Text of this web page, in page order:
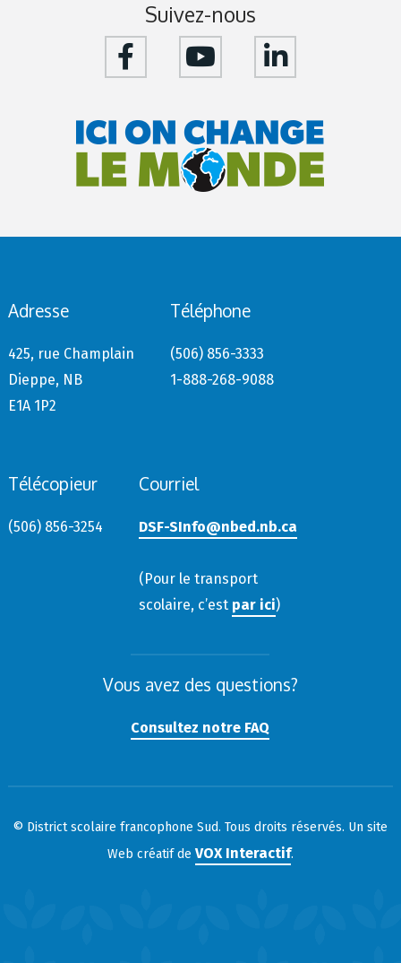
Suivez-nous
Adresse
425, rue Champlain
Dieppe, NB
E1A 1P2
Téléphone
(506) 856-3333
1-888-268-9088
Télécopieur
(506) 856-3254
Courriel
DSF-SInfo@nbed.nb.ca
(Pour le transport
scolaire, c’est par ici)
Vous avez des questions?
Consultez notre FAQ
© District scolaire francophone Sud. Tous droits réservés. Un site
Web créatif de VOX Interactif.